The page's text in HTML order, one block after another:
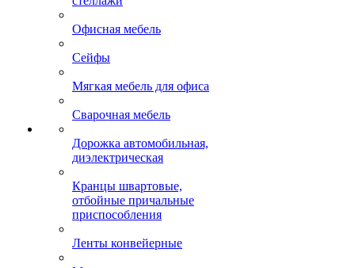
Офисная мебель
Сейфы
Мягкая мебель для офиса
Сварочная мебель
Дорожка автомобильная,
диэлектрическая
Кранцы швартовые,
отбойные причальные
приспособления
Ленты конвейерные